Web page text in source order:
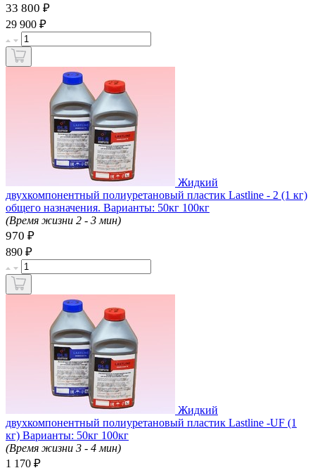
33 800 ₽
29 900 ₽
Жидкий
двухкомпонентный полиуретановый пластик Lastline - 2 (1 кг)
общего назначения. Варианты: 50кг 100кг
(Время жизни 2 - 3 мин)
970 ₽
890 ₽
Жидкий
двухкомпонентный полиуретановый пластик Lastline -UF (1
кг) Варианты: 50кг 100кг
(Время жизни 3 - 4 мин)
1 170 ₽